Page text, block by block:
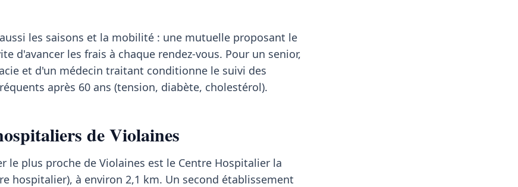
les saisons et la mobilité : une mutuelle proposant le
d'avancer les frais à chaque rendez-vous. Pour un senior,
et d'un médecin traitant conditionne le suivi des
après 60 ans (tension, diabète, cholestérol).
de Violaines
le plus proche de Violaines est le Centre Hospitalier la
hospitalier), à environ 2,1 km. Un second établissement